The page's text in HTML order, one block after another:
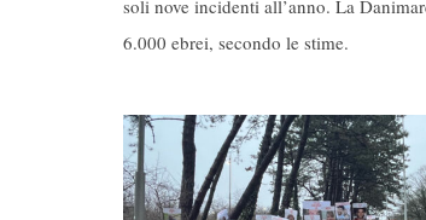
soli nove incidenti all’anno. La
6.000 ebrei, secondo le stime.